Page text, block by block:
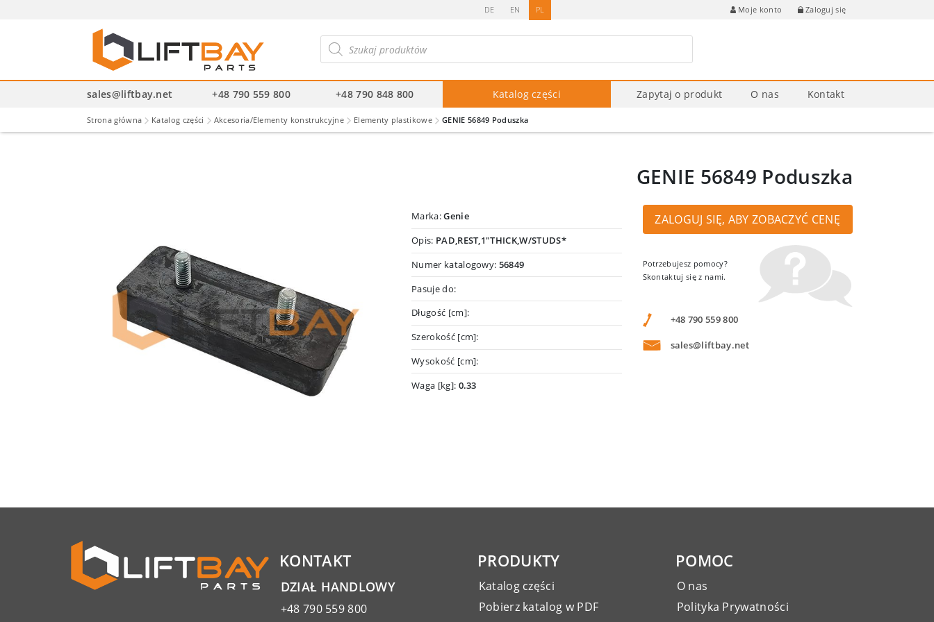
DE EN PL Moje konto Zaloguj się
produktów
sales@liftbay.net +48 790 559 800 +48 790 848 800 Katalog części Zapytaj o produkt O nas Kontakt
Strona główna Katalog części Akcesoria/Elementy konstrukcyjne Elementy plastikowe GENIE 56849 Poduszka
GENIE 56849 Poduszka
Marka:Genie
Opis: PAD,REST,1"THICK,W/STUDS*
Numer katalogowy: 56849
Pasuje do:
Długość [cm]:
Szerokość [cm]:
Wysokość [cm]:
Waga [kg]: 0.33
ZALOGUJ SIĘ, ABY ZOBACZYĆ CENĘ
Potrzebujesz pomocy?
Skontaktuj się z nami.
+48 790 559 800
sales@liftbay.net
KONTAKT
DZIAŁ HANDLOWY
+48 790 559 800
PRODUKTY
Katalog części
Pobierz katalog w PDF
POMOC
O nas
Polityka Prywatności